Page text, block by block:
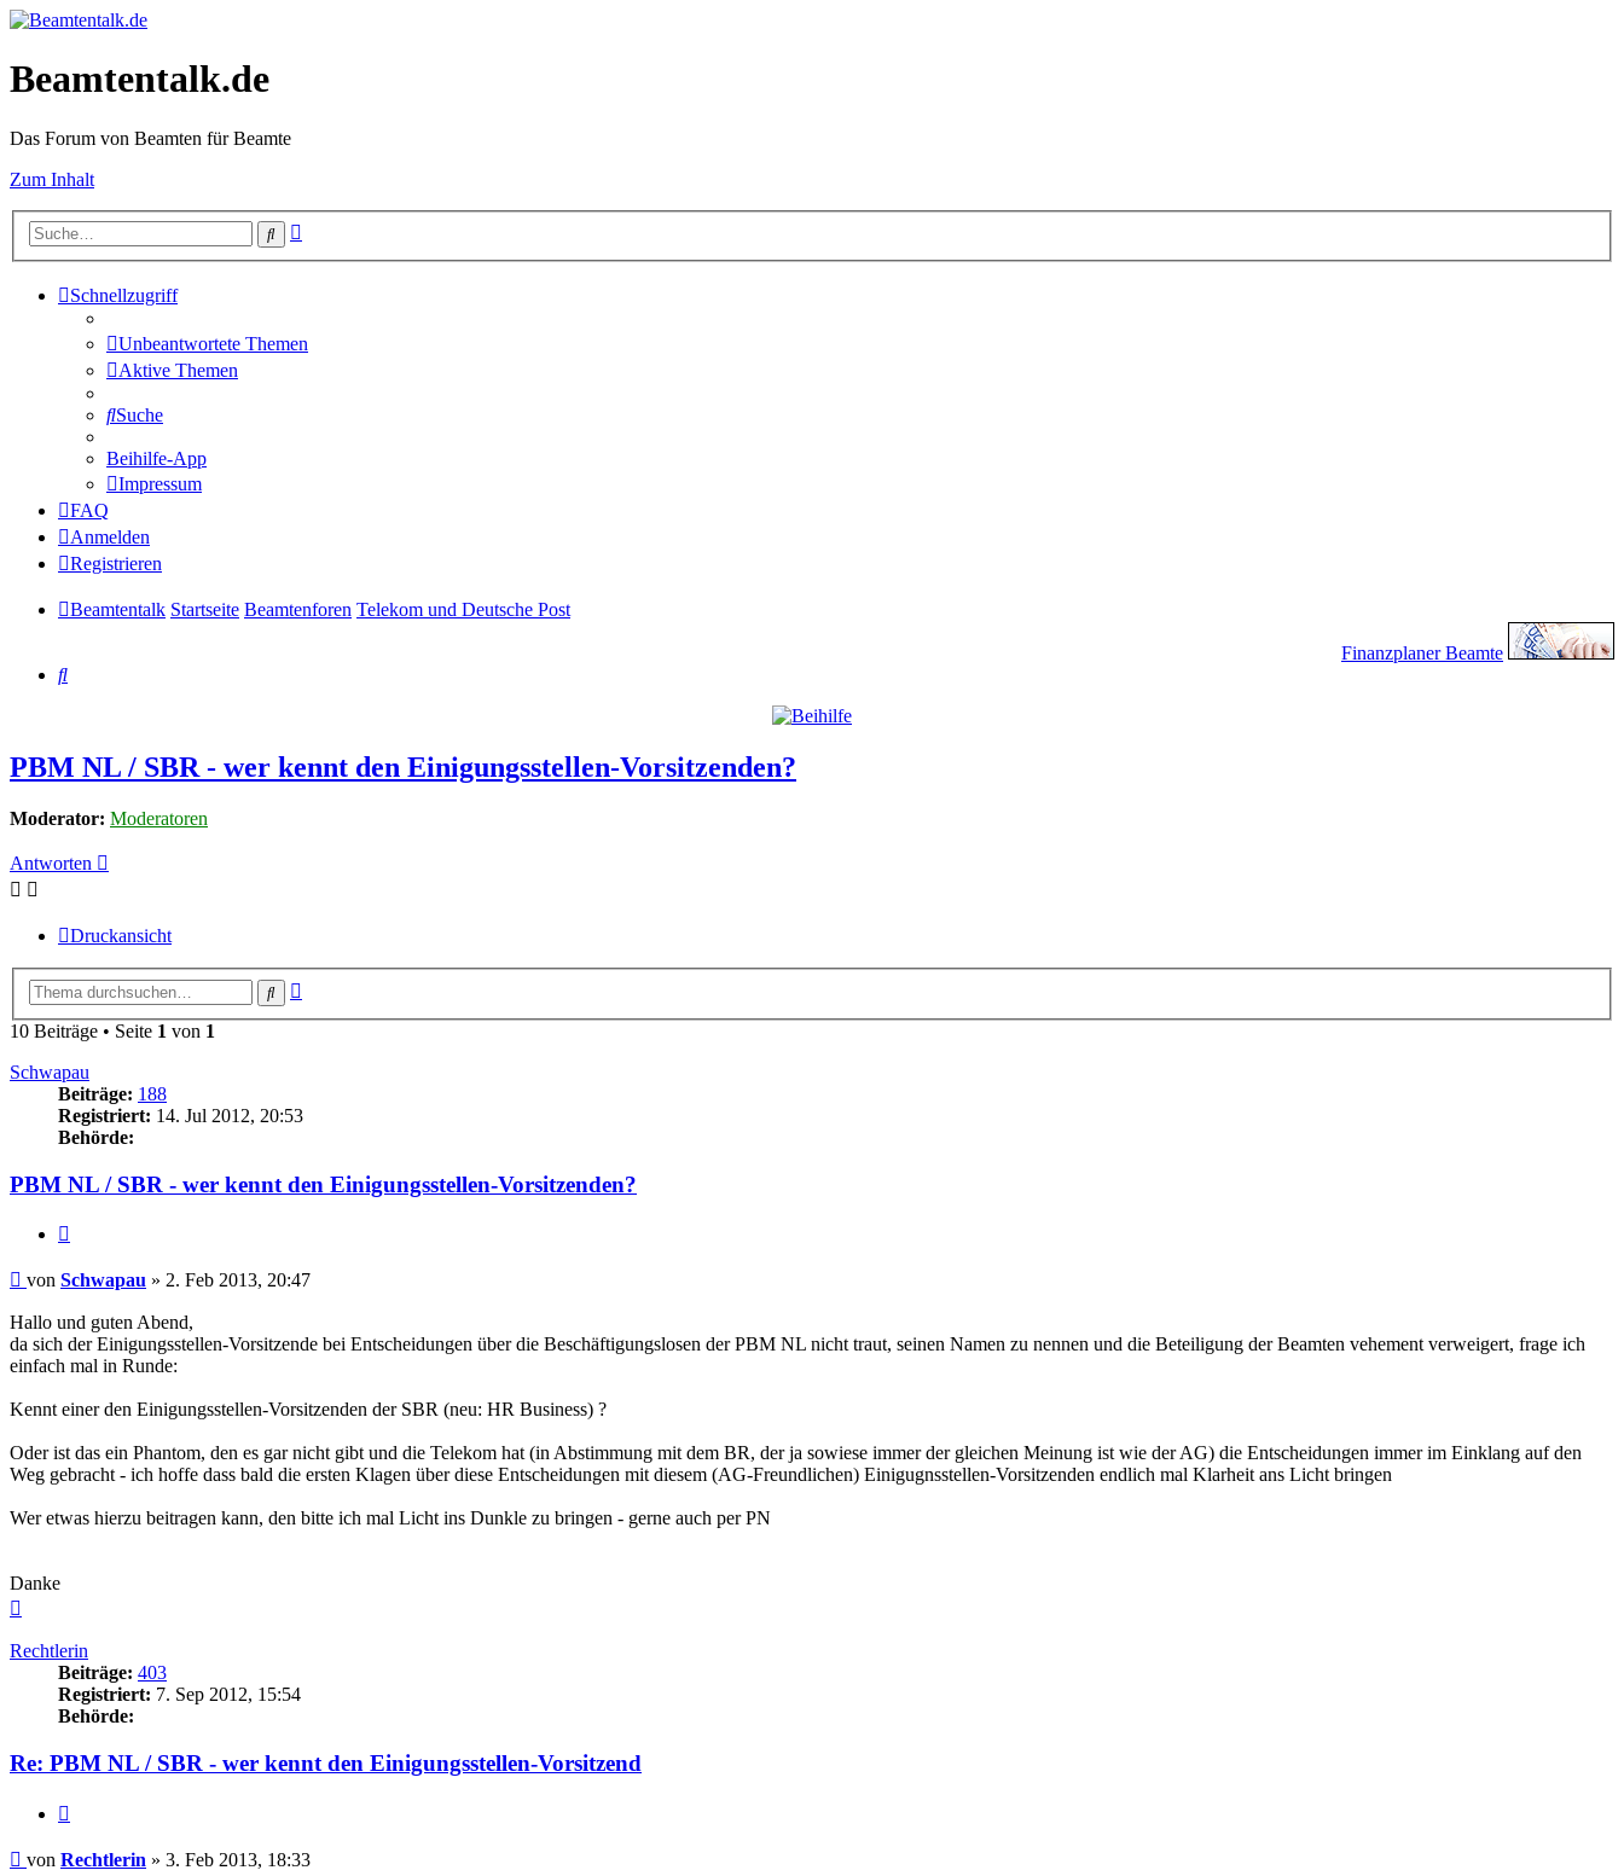
Beamtentalk.de
Das Forum von Beamten für Beamte
Zum Inhalt
Suche
Schnellzugriff
Unbeantwortete Themen
Aktive Themen
Suche
Beihilfe-App
Impressum
FAQ
Anmelden
Registrieren
Beamtentalk Startseite Beamtenforen Telekom und Deutsche Post
Finanzplaner Beamte
Suche
PBM NL / SBR - wer kennt den Einigungsstellen-Vorsitzenden?
Moderator: Moderatoren
Antworten
Druckansicht
Suche
10 Beiträge • Seite 1 von 1
Schwapau
Beiträge: 188
Registriert: 14. Jul 2012, 20:53
Behörde:
PBM NL / SBR - wer kennt den Einigungsstellen-Vorsitzenden?
Beitrag
von Schwapau » 2. Feb 2013, 20:47
Hallo und guten Abend,
da sich der Einigungsstellen-Vorsitzende bei Entscheidungen über die Beschäftigungslosen der PBM NL nicht traut, seinen Namen zu nennen und die Beteiligung der Beamten vehement verweigert, frage ich
einfach mal in Runde:
Kennt einer den Einigungsstellen-Vorsitzenden der SBR (neu: HR Business) ?
Oder ist das ein Phantom, den es gar nicht gibt und die Telekom hat (in Abstimmung mit dem BR, der ja sowiese immer der gleichen Meinung ist wie der AG) die Entscheidungen immer im Einklang auf den
Weg gebracht - ich hoffe dass bald die ersten Klagen über diese Entscheidungen mit diesem (AG-Freundlichen) Einigugnsstellen-Vorsitzenden endlich mal Klarheit ans Licht bringen
Wer etwas hierzu beitragen kann, den bitte ich mal Licht ins Dunkle zu bringen - gerne auch per PN
Danke
Rechtlerin
Beiträge: 403
Registriert: 7. Sep 2012, 15:54
Behörde:
Re: PBM NL / SBR - wer kennt den Einigungsstellen-Vorsitzend
Beitrag
von Rechtlerin » 3. Feb 2013, 18:33